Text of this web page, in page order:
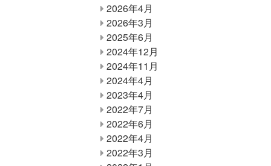
2026年4月
2026年3月
2025年6月
2024年12月
2024年11月
2024年4月
2023年4月
2022年7月
2022年6月
2022年4月
2022年3月